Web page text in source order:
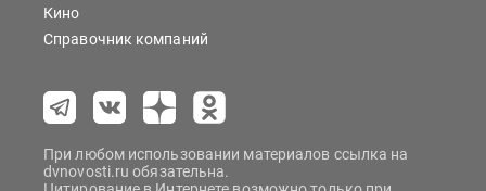
Кино
Справочник компаний
При любом использовании материалов ссылка на
dvnovosti.ru обязательна.